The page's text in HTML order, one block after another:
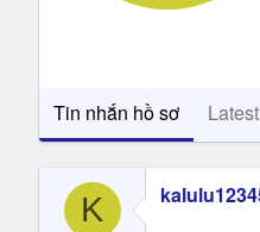
Tin nhắn hồ sơ
K